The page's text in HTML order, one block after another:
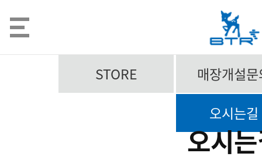
STORE
매장개설
오시는길
오시